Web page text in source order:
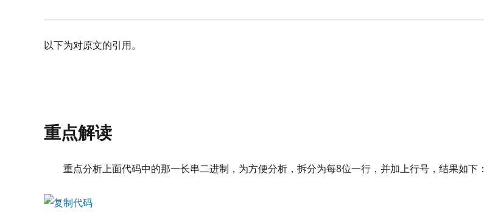
以下为对原文的引用。
重点解读
重点分析上面代码中的那一长串二进制，为方便分析，拆分为每8位一行，并加上行号，结果如下：